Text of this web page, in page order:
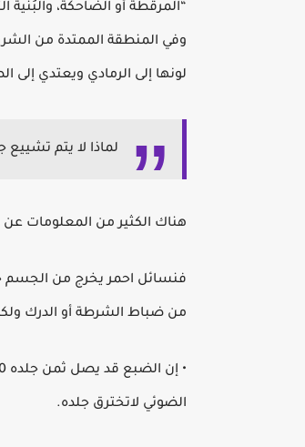
“المرقطة أو الضاحكة،
وفي المنطقة الممتدة من
لونها إلى الرمادي ويعتدي
لماذا لا يتم
هناك الكثير من المعلومات
فنسائل احمر يخرج من الجسم
من ضباط الشرطة أو الدرك
الضوئي لاتخترق جلده.